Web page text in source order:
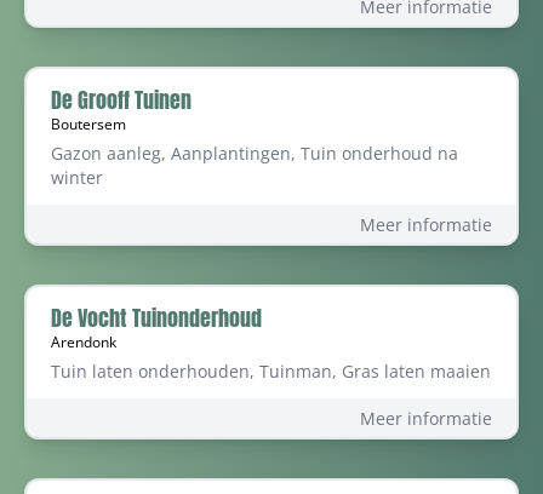
Meer informatie
De Grooff Tuinen
Boutersem
Gazon aanleg, Aanplantingen, Tuin onderhoud na
winter
Meer informatie
De Vocht Tuinonderhoud
Arendonk
Tuin laten onderhouden, Tuinman, Gras laten maaien
Meer informatie